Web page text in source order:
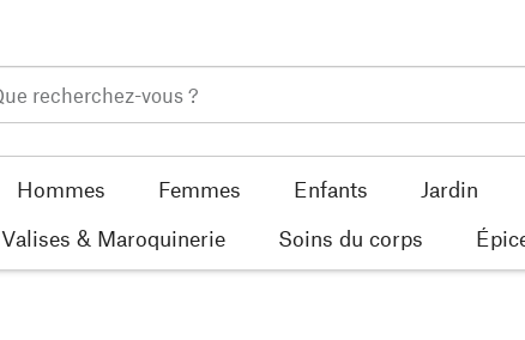
Hommes Femmes Enfants Jardin
Valises & Maroquinerie Soins du corps